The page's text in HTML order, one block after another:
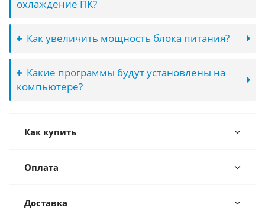
охлаждение ПК?
Как увеличить мощность блока питания?
Какие программы будут установлены на
компьютере?
Как купить
Оплата
Доставка